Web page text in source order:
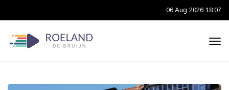
06 Aug 2026 18:07